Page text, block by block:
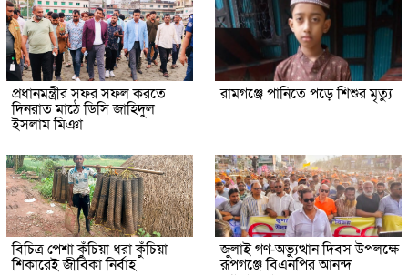
প্রধানমন্ত্রীর সফর সফল করতে
দিনরাত মাঠে ডিসি জাহিদুল
ইসলাম মিঞা
রামগঞ্জে পানিতে পড়ে শিশুর মৃত্যু
বিচিত্র পেশা কুঁচিয়া ধরা কুঁচিয়া
শিকারেই জীবিকা নির্বাহ
জুলাই গণ-অভ্যুত্থান দিবস উপলক্ষে
রূপগঞ্জে বিএনপির আনন্দ